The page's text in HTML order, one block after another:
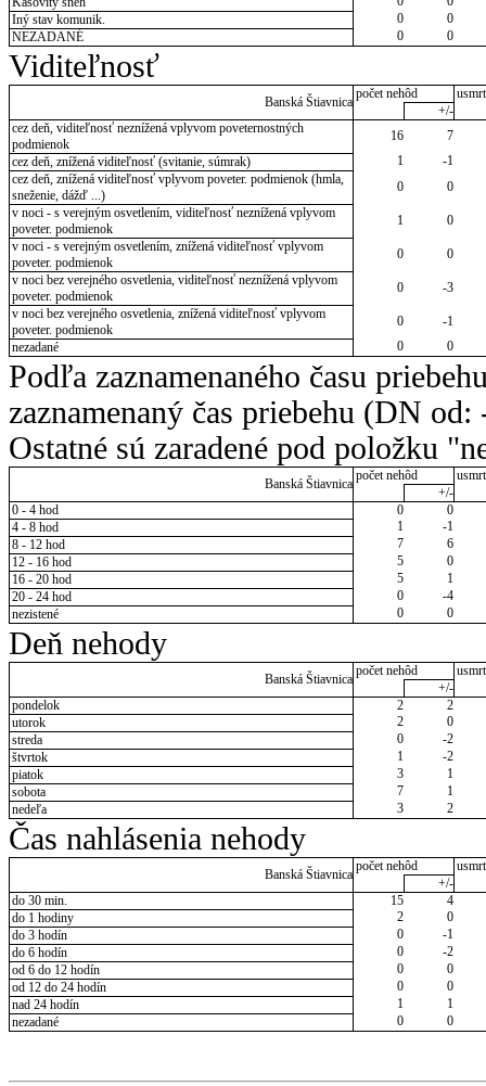
Iný stav komunik.
0
0
NEZADANÉ
0 0
Viditeľnosť
Banská Štiavnica
počet nehôd
+/-
cez deň, viditeľnosť neznížená vplyvom poveternostných
podmienok
16
7
cez deň, znížená viditeľnosť (svitanie, súmrak)
1
-1
cez deň, znížená viditeľnosť vplyvom poveter. podmienok (hmla,
sneženie, dážď ...)
0
0
v noci - s verejným osvetlením, viditeľnosť neznížená vplyvom
poveter. podmienok
1
0
v noci - s verejným osvetlením, znížená viditeľnosť vplyvom
poveter. podmienok
0
0
v noci bez verejného osvetlenia, viditeľnosť neznížená vplyvom
poveter. podmienok
0
-3
v noci bez verejného osvetlenia, znížená viditeľnosť vplyvom
poveter. podmienok
0
-1
nezadané
0 0
Podľa zaznamenaného času
zaznamenaný čas priebehu (DN
Ostatné sú zaradené pod položku
Banská Štiavnica
počet nehôd
+/-
0 - 4 hod
0
0
4 - 8 hod
1
-1
8 - 12 hod
7
6
12 - 16 hod
5
0
16 - 20 hod
5
1
20 - 24 hod
0
-4
nezistené
0 0
Deň nehody
Banská Štiavnica
počet nehôd
+/-
pondelok
2
2
utorok
2
0
streda
0
-2
štvrtok
1
-2
piatok
3
1
sobota
7
1
nedeľa
3 2
Čas nahlásenia nehody
Banská Štiavnica
počet nehôd
+/-
do 30 min.
15
4
do 1 hodiny
2
0
do 3 hodín
0
-1
do 6 hodín
0
-2
od 6 do 12 hodín
0
0
od 12 do 24 hodín
0
0
nad 24 hodín
1
1
nezadané
0 0